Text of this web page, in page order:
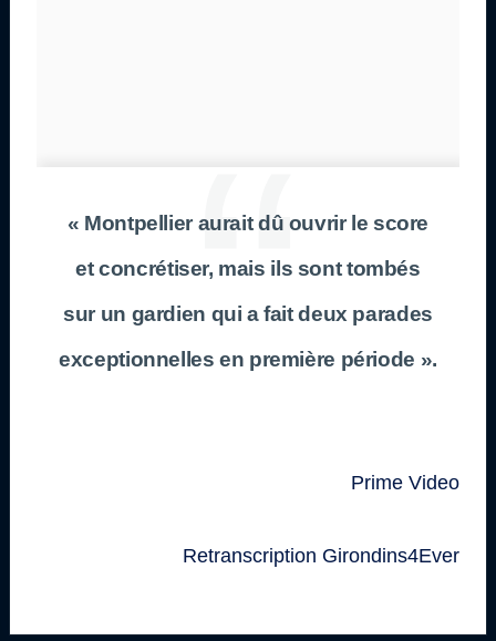
« Montpellier aurait dû ouvrir le score
et concrétiser, mais ils sont tombés
sur un gardien qui a fait deux parades
exceptionnelles en première période ».
Prime Video
Retranscription Girondins4Ever